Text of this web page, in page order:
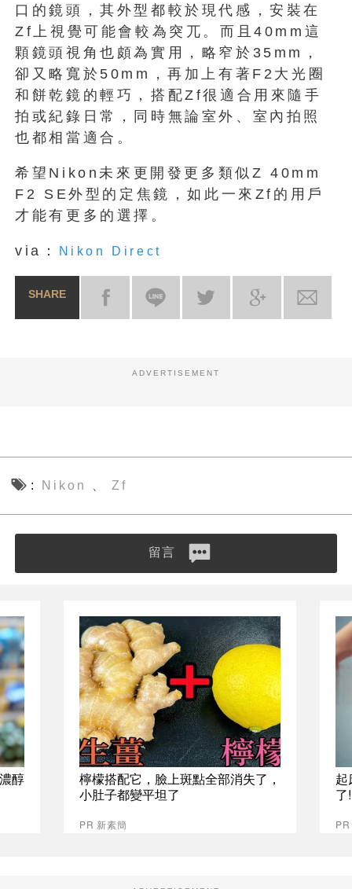
口的鏡頭，其外型都較於現代感，安裝在
Zf上視覺可能會較為突兀。而且40mm這
顆鏡頭視角也頗為實用，略窄於35mm，
卻又略寬於50mm，再加上有著F2大光圈
和餅乾鏡的輕巧，搭配Zf很適合用來隨手
拍或紀錄日常，同時無論室外、室內拍照
也都相當適合。
希望Nikon未來更開發更多類似Z 40mm
F2 SE外型的定焦鏡，如此一來Zf的用戶
才能有更多的選擇。
via： Nikon Direct
SHARE
ADVERTISEMENT
Nikon Zf
留言
醇
檸檬搭配它，臉上斑點全部消失了，
小肚子都變平坦了
PR 新素簡
起
了